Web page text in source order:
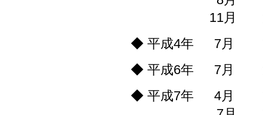
11月
◆ 平成4年 7月
◆ 平成6年 7月
◆ 平成7年 4月